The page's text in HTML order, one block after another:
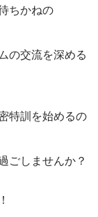
ちかねの
の交流を深める
特訓を始めるの
ごしませんか？